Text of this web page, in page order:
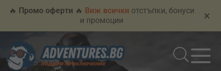
🔥 Промо оферти 🔥 Виж всички отстъпки, бонуси
и промоции
×